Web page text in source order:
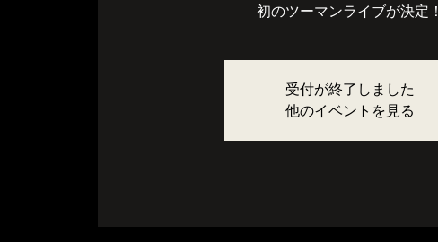
初のツーマンライブが決定！
受付が終了しました
他のイベントを見る